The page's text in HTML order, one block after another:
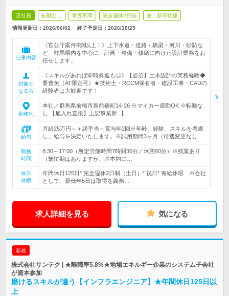
正社員 転勤なし 学歴不問 完全週休2日制 第二新卒歓迎
情報更新日：2026/06/02 終了予定日： 2026/10/29
仕事内容
《官公庁案件9割以上！》上下水道・道路・橋梁・河川・砂防な
ど、群馬県内を中心に、計画・整備・修繕に向けた設計業務をお
任せします。
対象と
なる方
《スキルがあれば即時昇進も◎》【必須】土木設計の実務経験◆
要普免（AT限定可）★技術士・RCCM保有者・建設工事・CADの
経験者は大歓迎です！
勤務地
本社／群馬県前橋市新前橋町14-26 ※マイカー通勤OK ※転勤な
し 【雇入れ直後】上記事業所 【…
給与
月給25万円～＋諸手当＋賞与年2回※年齢、経験、スキルを考慮
し、給与を決定いたします。※試用期間3ヶ月（待遇変更なし…
勤務
時間
8:30～17:00（所定労働時間7時間30分／休憩60分）※残業あり
（繁忙期はありますが、基本的に…
休日
休暇
年間休日125日* 完全週休2日制（土日）* 祝日* 有給休暇 ※会社
として、最低年5日は取得を義務…
求人詳細を見る 気になる
新着
株式会社サンテク | ★離職率5.8%★地場エネルギー企業のシステム子会社
が資本参加
磨けるスキルが違う【インフラエンジニア】★年間休日125日以
上